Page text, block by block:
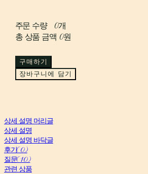
주문 수량
0개
총 상품 금액 0원
구매하기
장바구니에 담기
상세 설명 머리글
상세 설명
상세 설명 바닥글
후기(0)
질문(10)
관련 상품